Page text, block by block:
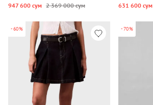
947 600 сум 2 369 000 сум 631 600 сум
-60% -70%